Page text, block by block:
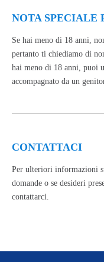
NOTA SPECIALE
Se hai meno di 18 anni,
pertanto ti chiediamo di
hai meno di 18 anni, puoi
accompagnato da un
CONTATTACI
Per ulteriori informazioni
domande o se desideri
contattarci.